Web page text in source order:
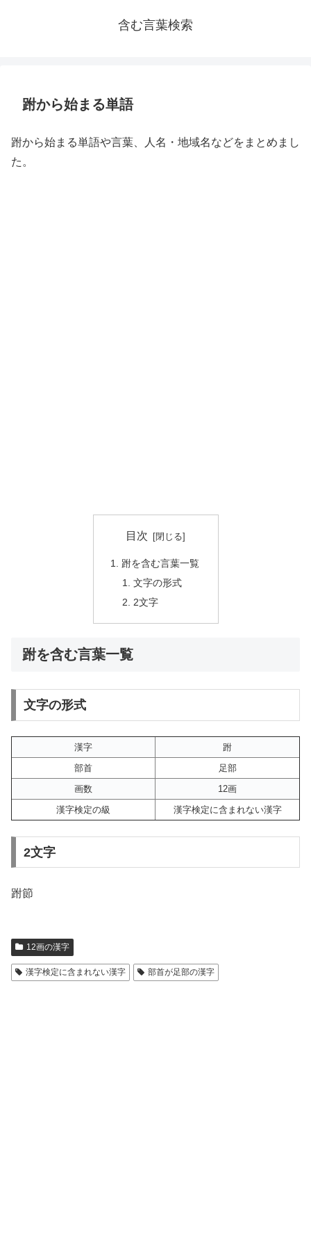
含む言葉検索
跗から始まる単語
跗から始まる単語や言葉、人名・地域名などをまとめまし
た。
目次
跗を含む言葉一覧
文字の形式
2文字
跗を含む言葉一覧
文字の形式
漢字
跗
部首
足部
画数
12画
漢字検定の級
漢字検定に含まれない漢字
2文字
跗節
12画の漢字
漢字検定に含まれない漢字 部首が足部の漢字